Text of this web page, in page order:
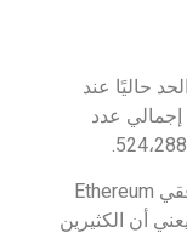
حاليًا عند
إجمالي عدد
بالإضافة إلى ذلك ، فإن جزءًا كبيرًا من مدققي Ethereum
أن الكثيرين